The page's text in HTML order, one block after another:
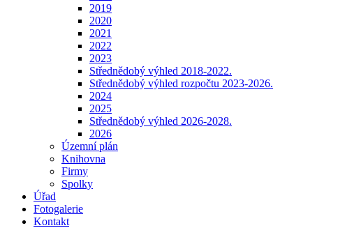
2019
2020
2021
2022
2023
Střednědobý výhled 2018-2022.
Střednědobý výhled rozpočtu 2023-2026.
2024
2025
Střednědobý výhled 2026-2028.
2026
Územní plán
Knihovna
Firmy
Spolky
Úřad
Fotogalerie
Kontakt